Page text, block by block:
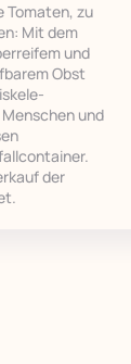
Tomaten, zu
Mit dem
und
Obst
und
der